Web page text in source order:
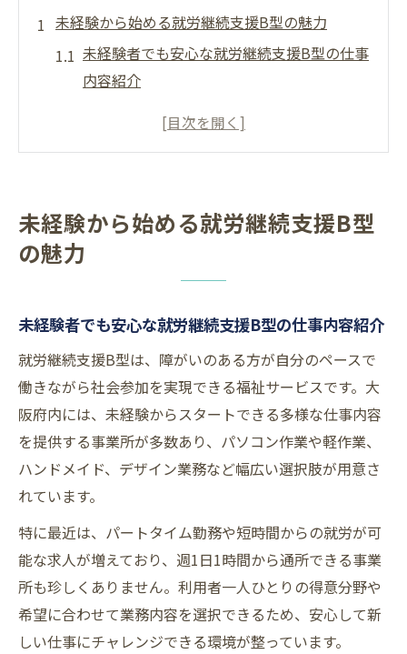
未経験から始める就労継続支援B型の魅力
未経験者でも安心な就労継続支援B型の仕事
内容紹介
就労継続支援B型で見つける新しい働き方の
魅力と可能性
未経験から始める就労継続支援B型の応募ポ
イント解説
初めての就労継続支援B型で得られる成長と
やりがい
就労継続支援B型で安定した雇用を実現する
ポイント
長く働ける就労継続支援B型事業所の選び方
とは
安定雇用を目指すなら知っておきたい就労
就労継続支援B型の求人で重視すべき職場環
境の特徴
賞与や社会保険完備の就労継続支援B型求人
の探し方
未経験から始める就労継続支援B型
の魅力
未経験者でも安心な就労継続支援B型の仕事内容紹介
就労継続支援B型は、障がいのある方が自分のペースで
働きながら社会参加を実現できる福祉サービスです。大
阪府内には、未経験からスタートできる多様な仕事内容
を提供する事業所が多数あり、パソコン作業や軽作業、
ハンドメイド、デザイン業務など幅広い選択肢が用意さ
れています。
特に最近は、パートタイム勤務や短時間からの就労が可
能な求人が増えており、週1日1時間から通所できる事業
所も珍しくありません。利用者一人ひとりの得意分野や
希望に合わせて業務内容を選択できるため、安心して新
しい仕事にチャレンジできる環境が整っています。